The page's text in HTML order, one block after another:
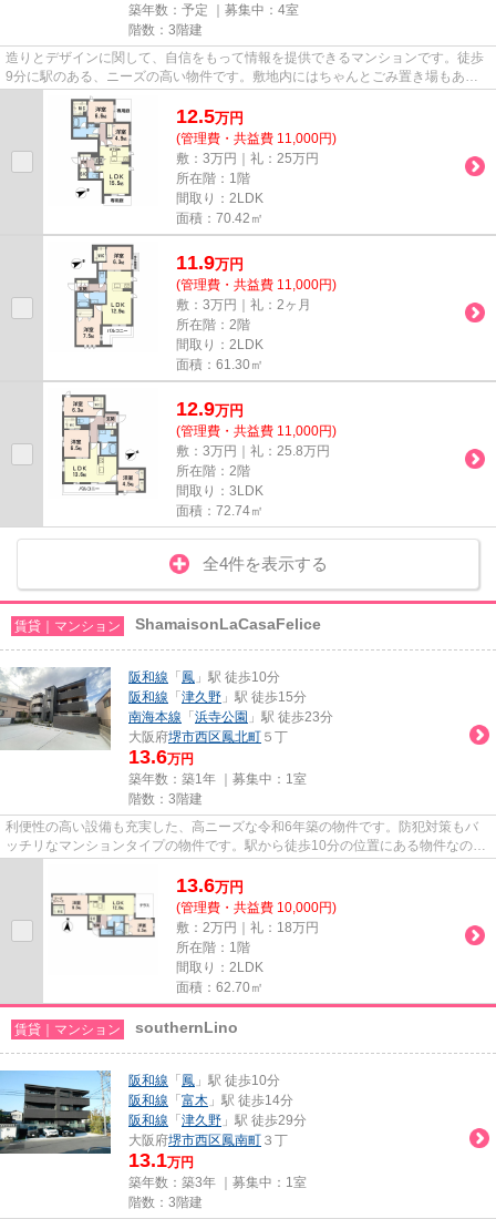
築年数：予定 ｜募集中： 4室
階数：3階建
造りとデザインに関して、自信をもって情報を提供できるマンションです。徒歩
9分に駅のある、ニーズの高い物件です。敷地内にはちゃんとごみ置き場もあり
ます。付近に駅が2つあるので...
12.5万円
(管理費・共益費 11,000円)
敷：3万円｜礼：25万円
所在階：1階
間取り：2LDK
面積：70.42㎡
11.9万円
(管理費・共益費 11,000円)
敷：3万円｜礼：2ヶ月
所在階：2階
間取り：2LDK
面積：61.30㎡
12.9万円
(管理費・共益費 11,000円)
敷：3万円｜礼：25.8万円
所在階：2階
間取り：3LDK
面積：72.74㎡
全4件を表示する
賃貸｜マンション ShamaisonLaCasaFelice
阪和線 「 鳳 」駅 徒歩10分
阪和線 「 津久野 」駅 徒歩15分
南海本線 「 浜寺公園 」駅 徒歩23分
大阪府堺市西区鳳北町 ５丁
13.6万円
築年数：築1年 ｜募集中： 1室
階数：3階建
利便性の高い設備も充実した、高ニーズな令和6年築の物件です。防犯対策もバ
ッチリなマンションタイプの物件です。駅から徒歩10分の位置にある物件なの
13.6万円
(管理費・共益費 10,000円)
敷：2万円｜礼：18万円
所在階：1階
間取り：2LDK
面積：62.70㎡
賃貸｜マンション southernLino
阪和線 「 鳳 」駅 徒歩10分
阪和線 「 富木 」駅 徒歩14分
阪和線 「 津久野 」駅 徒歩29分
大阪府堺市西区鳳南町 ３丁
13.1万円
築年数：築3年 ｜募集中： 1室
階数：3階建